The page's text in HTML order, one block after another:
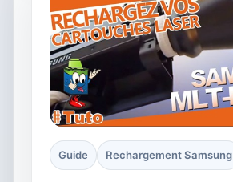
Guide Rechargement Samsung